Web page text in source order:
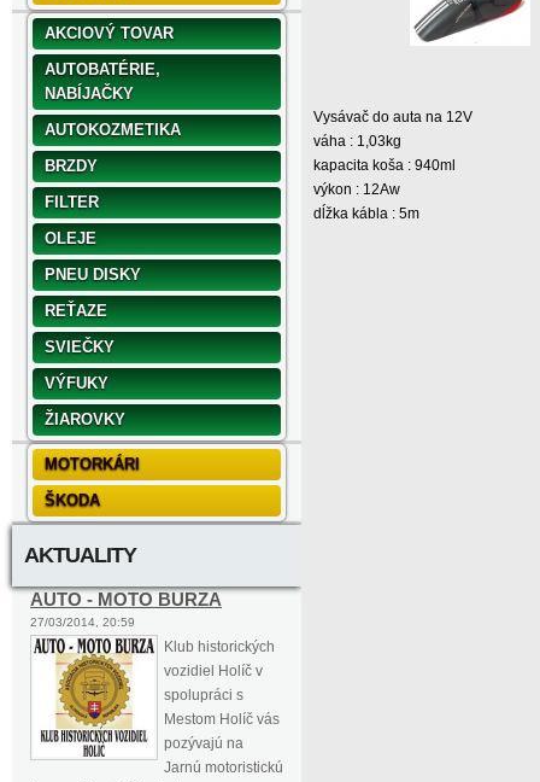
AKCIOVÝ TOVAR
AUTOBATÉRIE,
NABÍJAČKY
AUTOKOZMETIKA
BRZDY
FILTER
OLEJE
PNEU DISKY
REŤAZE
SVIEČKY
VÝFUKY
ŽIAROVKY
MOTORKÁRI
ŠKODA
AKTUALITY
AUTO - MOTO BURZA
27/03/2014, 20:59
Klub historických
vozidiel Holíč v
spolupráci s
Mestom Holíč vás
pozývajú na
Jarnú motoristickú
Vysávač do auta na 12V
váha : 1,03kg
kapacita koša : 940ml
výkon : 12Aw
dĺžka kábla : 5m